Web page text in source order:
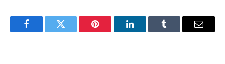
FacebookTwitter Pinterest LinkedInTumblr Email